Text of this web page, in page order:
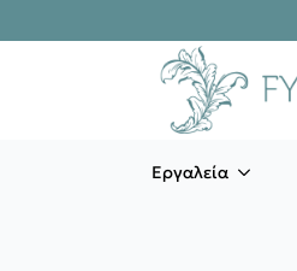
Εργαλεία